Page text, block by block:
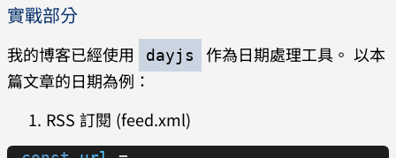
    d:
    dd:
"%d 天"
    M:
"1 個月",
    MM:
"%d 個月"
    y:
"1 年",
    yy:
"%d 年",
實戰部分
我的博客已經使用 dayjs
作為日期處理工具。 以本
篇文章的日期為例：
RSS 訂閱 (feed.xml)